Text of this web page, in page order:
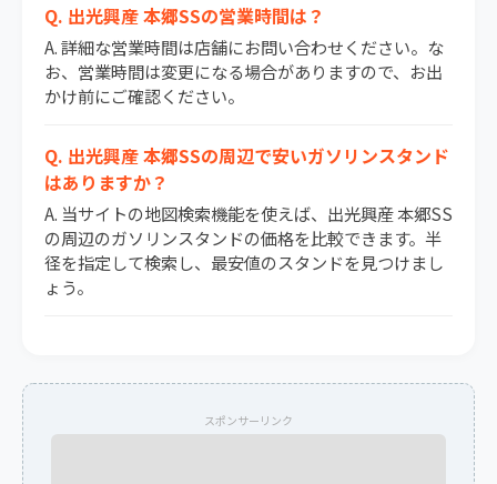
Q. 出光興産 本郷SSの営業時間は？
A. 詳細な営業時間は店舗にお問い合わせください。な
お、営業時間は変更になる場合がありますので、お出
かけ前にご確認ください。
Q. 出光興産 本郷SSの周辺で安いガソリンスタンド
はありますか？
A. 当サイトの地図検索機能を使えば、出光興産 本郷SS
の周辺のガソリンスタンドの価格を比較できます。半
径を指定して検索し、最安値のスタンドを見つけまし
ょう。
スポンサーリンク